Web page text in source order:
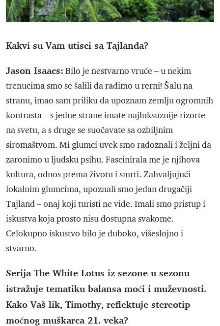
Kakvi su Vam utisci sa Tajlanda?
Jason Isaacs: Bilo je nestvarno vruće – u nekim
trenucima smo se šalili da radimo u rerni! Šalu na
stranu, imao sam priliku da upoznam zemlju ogromnih
kontrasta – s jedne strane imate najluksuznije rizorte
na svetu, a s druge se suočavate sa ozbiljnim
siromaštvom. Mi glumci uvek smo radoznali i željni da
zaronimo u ljudsku psihu. Fascinirala me je njihova
kultura, odnos prema životu i smrti. Zahvaljujući
lokalnim glumcima, upoznali smo jedan drugačiji
Tajland – onaj koji turisti ne vide. Imali smo pristup i
iskustva koja prosto nisu dostupna svakome.
Celokupno iskustvo bilo je duboko, višeslojno i
stvarno.
Serija The White Lotus iz sezone u sezonu
istražuje tematiku balansa moći i muževnosti.
Kako Vaš lik, Timothy, reflektuje stereotip
moćnog muškarca 21. veka?